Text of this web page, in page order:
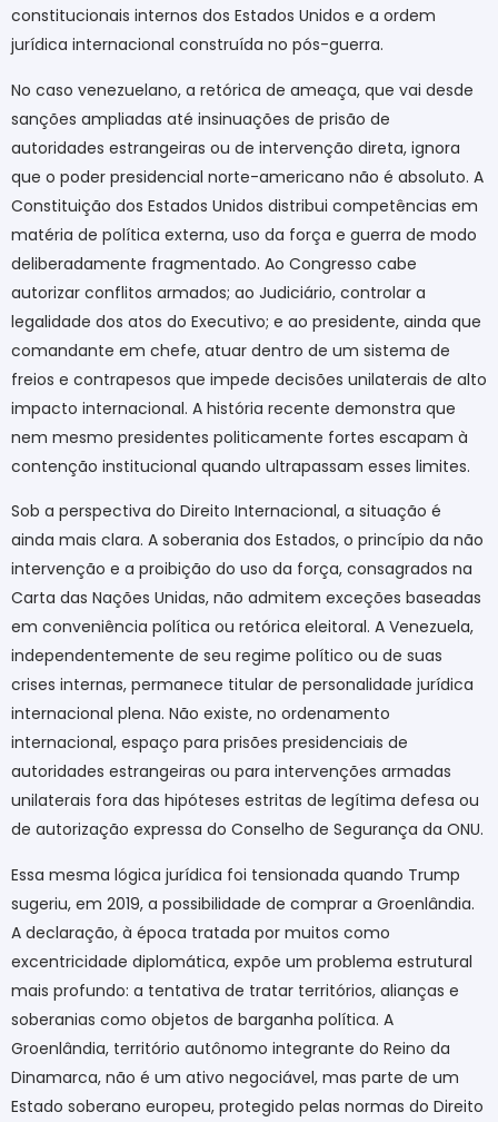
constitucionais internos dos Estados Unidos e a ordem
jurídica internacional construída no pós-guerra.
No caso venezuelano, a retórica de ameaça, que vai desde
sanções ampliadas até insinuações de prisão de
autoridades estrangeiras ou de intervenção direta, ignora
que o poder presidencial norte-americano não é absoluto. A
Constituição dos Estados Unidos distribui competências em
matéria de política externa, uso da força e guerra de modo
deliberadamente fragmentado. Ao Congresso cabe
autorizar conflitos armados; ao Judiciário, controlar a
legalidade dos atos do Executivo; e ao presidente, ainda que
comandante em chefe, atuar dentro de um sistema de
freios e contrapesos que impede decisões unilaterais de alto
impacto internacional. A história recente demonstra que
nem mesmo presidentes politicamente fortes escapam à
contenção institucional quando ultrapassam esses limites.
Sob a perspectiva do Direito Internacional, a situação é
ainda mais clara. A soberania dos Estados, o princípio da não
intervenção e a proibição do uso da força, consagrados na
Carta das Nações Unidas, não admitem exceções baseadas
em conveniência política ou retórica eleitoral. A Venezuela,
independentemente de seu regime político ou de suas
crises internas, permanece titular de personalidade jurídica
internacional plena. Não existe, no ordenamento
internacional, espaço para prisões presidenciais de
autoridades estrangeiras ou para intervenções armadas
unilaterais fora das hipóteses estritas de legítima defesa ou
de autorização expressa do Conselho de Segurança da ONU.
Essa mesma lógica jurídica foi tensionada quando Trump
sugeriu, em 2019, a possibilidade de comprar a Groenlândia.
A declaração, à época tratada por muitos como
excentricidade diplomática, expõe um problema estrutural
mais profundo: a tentativa de tratar territórios, alianças e
soberanias como objetos de barganha política. A
Groenlândia, território autônomo integrante do Reino da
Dinamarca, não é um ativo negociável, mas parte de um
Estado soberano europeu, protegido pelas normas do Direito